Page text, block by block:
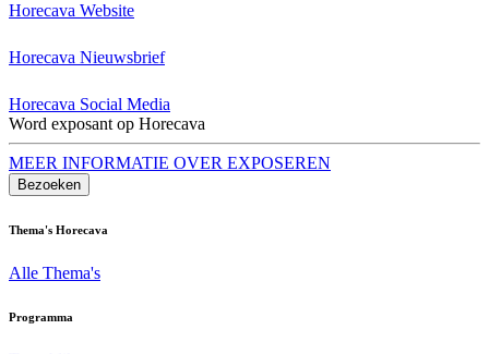
Horecava Website
Horecava Nieuwsbrief
Horecava Social Media
Word exposant op Horecava
MEER INFORMATIE OVER EXPOSEREN
Bezoeken
Thema's Horecava
Alle Thema's
Programma